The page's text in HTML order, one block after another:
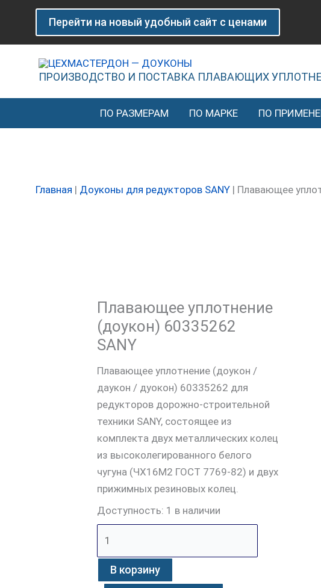
Перейти
содержимому
Перейти на новый удобный сайт с ценами
ПРОИЗВОДСТВО И ПОСТАВКА ПЛАВАЮЩИХ
ПО РАЗМЕРАМ ПО МАРКЕ ПО
Главная | Доуконы для редукторов SANY| Плавающее
Плавающее уплотнение
(доукон) 60335262
SANY
Плавающее уплотнение (доукон /
даукон / дуокон) 60335262 для
редукторов дорожно-строительной
техники SANY, состоящее из
комплекта двух металлических колец
из высоколегированного белого
чугуна (ЧХ16М2 ГОСТ 7769-82) и двух
прижимных резиновых колец.
Доступность: 1 в наличии
Количество
товара
Плавающее
уплотнение
(доукон)
SANY
В корзину